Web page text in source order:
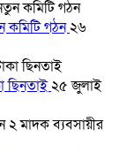
কমিটি গঠন২৬
ছিনতাই২৫ জুলাই